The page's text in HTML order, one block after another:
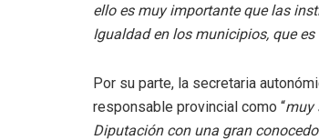
ello es muy importante que las
Igualdad en los municipios, que
Por su parte, la secretaria
responsable provincial como “muy
Diputación con una gran